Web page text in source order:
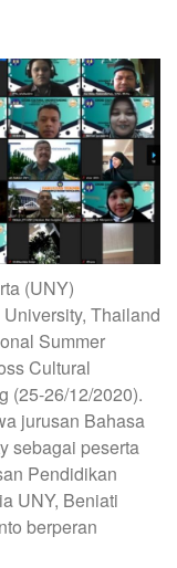
(UNY)
Thailand
Summer
Cultural
(25-26/12/2020).
jurusan Bahasa
sebagai peserta
Pendidikan
UNY, Beniati
berperan